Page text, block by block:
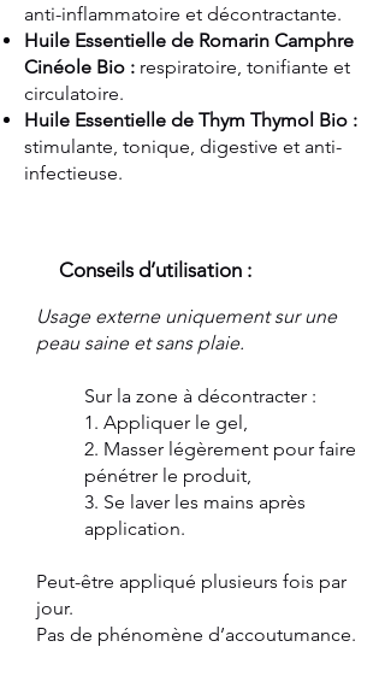
anti-inflammatoire et décontractante.
Huile Essentielle de Romarin Camphre
Cinéole Bio : respiratoire, tonifiante et
circulatoire.
Huile Essentielle de Thym Thymol Bio :
stimulante, tonique, digestive et anti-
infectieuse.
Conseils d’utilisation :
Usage externe uniquement sur une
peau saine et sans plaie.
Sur la zone à décontracter :
1. Appliquer le gel,
2. Masser légèrement pour faire
pénétrer le produit,
3. Se laver les mains après
application.
Peut-être appliqué plusieurs fois par
jour.
Pas de phénomène d’accoutumance.